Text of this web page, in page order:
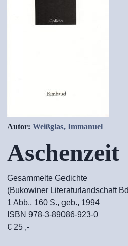
Autor: Weißglas, Immanuel
Aschenzeit
Gesammelte Gedichte
(Bukowiner Literaturlandschaft
1 Abb., 160 S., geb., 1994
ISBN 978-3-89086-923-0
€ 25 ,-